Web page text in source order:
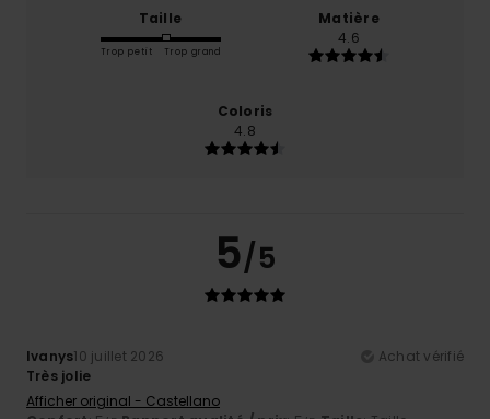
Taille
Trop petit Trop grand
Matière
4.6
Coloris
4.8
5/5
Ivanys10 juillet 2026
Achat vérifié
Très jolie
Afficher original - Castellano